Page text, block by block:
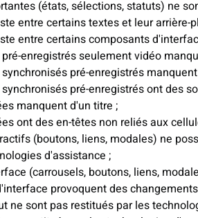
(états, sélections, statuts) ne
entre certains textes et leur arrière-
entre certains composants
enregistrés seulement vidéo
pré-enregistrés
pré-enregistrés ont des
manquent d'un titre ;
ont des en-têtes non reliés aux
(boutons, liens, modales) ne
d'assistance ;
(carrousels, boutons, liens,
provoquent des
ne sont pas restitués par les